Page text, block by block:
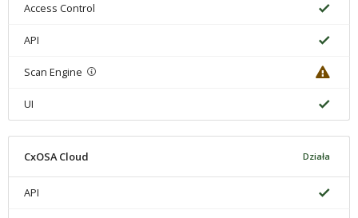
Access Control
API
Scan Engine
UI
CxOSA Cloud Działa
API